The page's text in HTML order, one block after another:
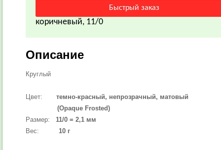
коричневый, 11/0
Описание
Круглый
Цвет:
темно-красный, непрозрачный, матовый
(Opaque Frosted)
Размер:
11/0 = 2,1 мм
Вес:
10 г